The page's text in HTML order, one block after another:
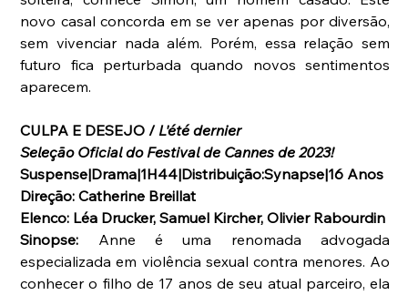
novo casal concorda em se ver apenas por diversão,
sem vivenciar nada além. Porém, essa relação sem
futuro fica perturbada quando novos sentimentos
aparecem.
CULPA E DESEJO / L'été dernier
Seleção Oficial do Festival de Cannes de 2023!
Suspense|Drama|1H44|Distribuição:Synapse|16 Anos
Direção: Catherine Breillat
Elenco: Léa Drucker, Samuel Kircher, Olivier Rabourdin
Sinopse: Anne é uma renomada advogada
especializada em violência sexual contra menores. Ao
conhecer o filho de 17 anos de seu atual parceiro, ela